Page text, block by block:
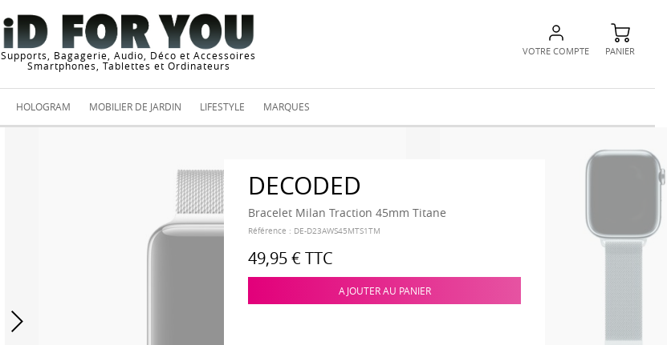
Supports, Bagagerie, Audio, Déco et Accessoires
Smartphones, Tablettes et Ordinateurs
VOTRE COMPTE PANIER
HOLOGRAM MOBILIER DE JARDIN LIFESTYLE MARQUES
DECODED
Bracelet Milan Traction 45mm Titane
Référence : DE-D23AWS45MTS1TM
49,95 € TTC
AJOUTER AU PANIER